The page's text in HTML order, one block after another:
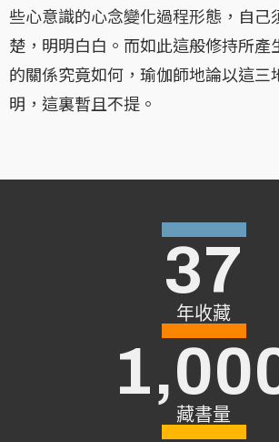
些心意識的心念變化過程形態，自己
楚，明明白白。而如此這般修持所產
的關係究竟如何，瑜伽師地論以這三
明，這裏暫且不提。
年收藏
37
藏書量